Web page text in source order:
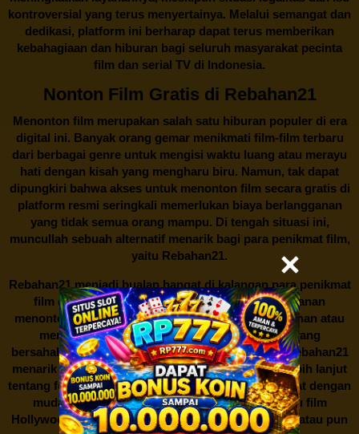
kontroversial yang terus menyertainya. Melalui semangat dan
dedikasi, platform ini berharap dapat terus memberikan
kebahagiaan dan hiburan bagi seluruh masyarakat pecinta
film dan serial TV di Indonesia.
Nonton Film Gratis di Rebahan21
Menonton film merupakan salah satu hiburan populer di era
digital ini. Banyak orang gemar menikmati film-film terbaru
dari berbagai genre untuk mengisi waktu luang atau merayu
hati dengan kisah yang mengharu biru. Namun, tak dapat
dipungkiri bahwa akses untuk menonton film secara gratis di
platform resmi seringkali memerlukan biaya berlangganan
yang tidak semua orang mampu. Di tengah situasi ini,
muncullah sebuah alternatif menarik bagi para penikmat film,
yaitu Rebahan21.
Rebahan21menjadi bualan hangat di kalangan para penikmat
film di Indonesia. Situs web ini menawarkan layanan
menonton film secara gratis tanpa perlu berlangganan atau
membayar biaya tertentu. Dengan antarmuka yang
bersahabat dan koleksi film yang cukup lengkap,Rebahan21
menarik minat banyak orang untuk mencari tahu lebih lanjut
tentang fenomena ini. Sebagai pengguna, Anda dapat dengan
mudah mencari film yang ingin ditonton, baik itu film
Hollywood terbaru, drama Korea yang sedang hits, atau pun